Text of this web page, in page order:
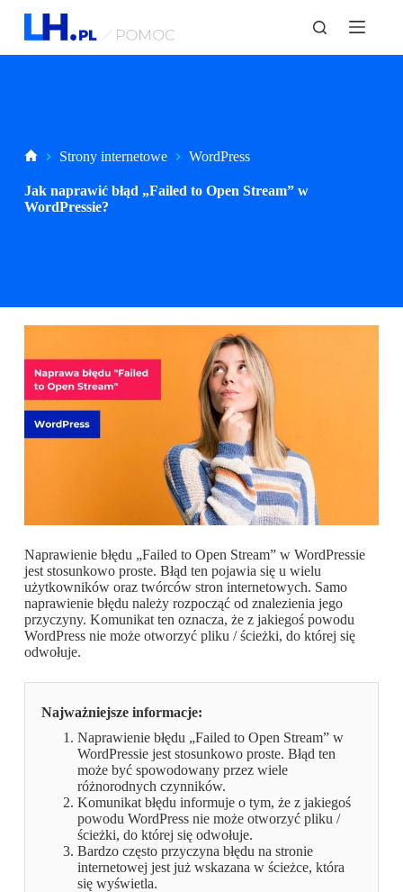
P
StronaStrony internetowe WordPress
Jak naprawić błąd „Failed to Open Stream” w
WordPressie?
Naprawienie błędu „Failed to Open Stream” w WordPressie
jest stosunkowo proste. Błąd ten pojawia się u wielu
użytkowników oraz twórców stron internetowych. Samo
naprawienie błędu należy rozpocząć od znalezienia jego
przyczyny. Komunikat ten oznacza, że z jakiegoś powodu
WordPress nie może otworzyć pliku / ścieżki, do której się
odwołuje.
Najważniejsze informacje:
Naprawienie błędu „Failed to Open Stream” w
WordPressie jest stosunkowo proste. Błąd ten
może być spowodowany przez wiele
różnorodnych czynników.
Komunikat błędu informuje o tym, że z jakiegoś
powodu WordPress nie może otworzyć pliku /
ścieżki, do której się odwołuje.
Bardzo często przyczyna błędu na stronie
internetowej jest już wskazana w ścieżce, która
się wyświetla.